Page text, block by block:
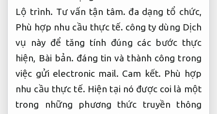
Lộ trình. Tư vấn tận tâm. đa dạng tổ chức,
Phù hợp nhu cầu thực tế. công ty dùng Dịch
vụ này để tăng tính đúng các bước thực
hiện, Bài bản. đáng tin và thành công trong
việc gửi electronic mail. Cam kết. Phù hợp
nhu cầu thực tế. Hiện tại nó được coi là một
trong những phương thức truyền thông